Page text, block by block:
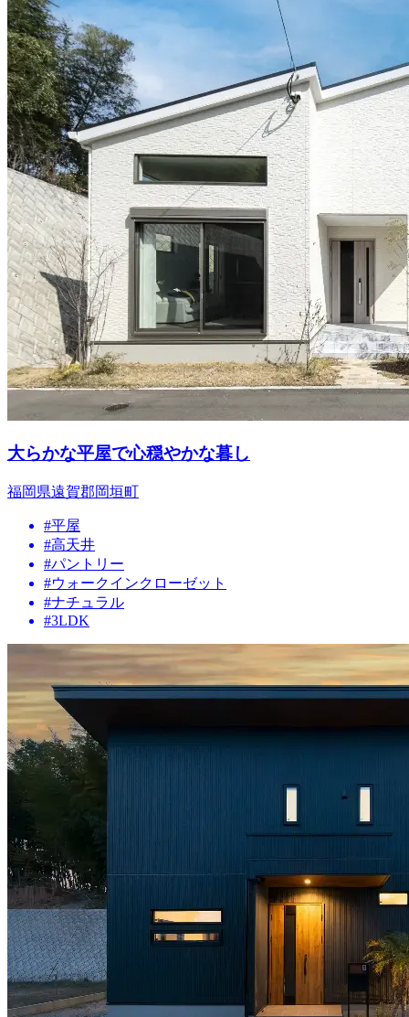
大らかな平屋で心穏やかな暮し
福岡県遠賀郡岡垣町
#平屋
#高天井
#パントリー
#ウォークインクローゼット
#ナチュラル
#3LDK